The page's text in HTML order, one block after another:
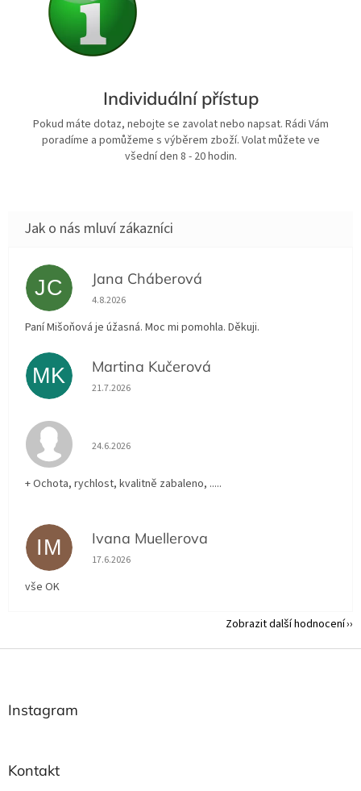
Individuální přístup
Pokud máte dotaz, nebojte se zavolat nebo napsat. Rádi Vám
poradíme a pomůžeme s výběrem zboží. Volat můžete ve
všední den 8 - 20 hodin.
JC Jana Cháberová
Hodnocení obchodu je 5 z 5 hvězdiček.
4.8.2026
Paní Mišoňová je úžasná. Moc mi pomohla. Děkuji.
MK Martina Kučerová
Hodnocení obchodu je 5 z 5 hvězdiček.
21.7.2026
Hodnocení obchodu je 5 z 5 hvězdiček.
24.6.2026
+ Ochota, rychlost, kvalitně zabaleno, .....
IM Ivana Muellerova
Hodnocení obchodu je 5 z 5 hvězdiček.
17.6.2026
vše OK
Zobrazit další hodnocení
Instagram
Kontakt